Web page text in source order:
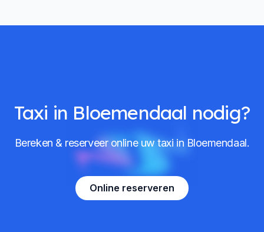
Taxi in Bloemendaal nodig?
Bereken & reserveer online uw taxi in Bloemendaal.
Online reserveren